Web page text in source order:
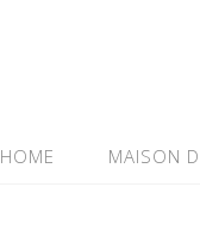
HOME MAISON